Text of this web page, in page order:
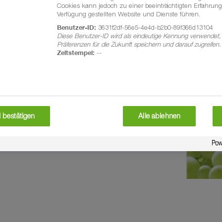
K) mit dem Wirkstoff
in jeder Oidium Spritzfolge
Resistenzmanagement.
Wirkstoffverteilung
Cookies kann jedoch zu einer beeinträchtigten
Verfügung gestellten Website und Dienste führen.
Benutzer-ID: 3631f2df-56e5-4e4d-b2b0-89f366d13104
Diese Benutzer-ID wird als eindeutige Kennung
Präferenzen für die Zukunft speichern und darauf zugreifen.
Zeitstempel: --
bestätigen Alle ablehnen